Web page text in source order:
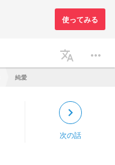
translate more_horiz
純愛
keyboard_arrow_right
次の話